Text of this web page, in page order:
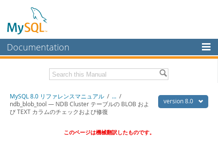
Documentation
MySQL Enterprise
Workbench
InnoDB Cluster
MySQL NDB Cluster
Download this Manual
PDF (US Ltr) - 36.1Mb
version 8.0
MySQL 8.0 リファレンスマニュアル / ... /
ndb_blob_tool — NDB Cluster テーブルの BLOB およ
び TEXT カラムのチェックおよび修復
このページは機械翻訳したものです。